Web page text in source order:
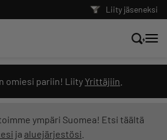
Liity jäseneksi
omiesi pariin! Liity Yrittäjiin
ympäri Suomea! Etsi täältä
ja aluejärjestösi
kysy suoraan